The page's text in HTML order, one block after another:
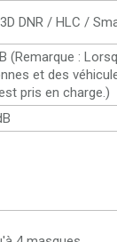
DNR / HLC /
(Remarque :
et des
pris en charge.)